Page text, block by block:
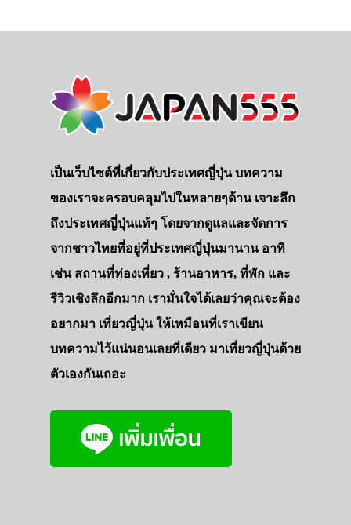
เป็นเว็บไซต์ที่เกี่ยวกับประเทศญี่ปุ่น บทความ
ของเราจะครอบคลุมไปในหลายๆด้าน เจาะลึก
ถึงประเทศญี่ปุ่นแท้ๆ โดยจากดูแลและจัดการ
จากชาวไทยที่อยู่ที่ประเทศญี่ปุ่นมานาน อาทิ
เช่น สถานที่ท่องเที่ยว , ร้านอาหาร, ที่พัก และ
รีวิวเชิงลึกอีกมาก เรามั่นใจได้เลยว่าคุณจะต้อง
อยากมา เที่ยวญี่ปุ่น ให้เหมือนที่เราเขียน
บทความไว้แน่นอนเลยที่เดียว มาเที่ยวญี่ปุ่นด้วย
ตัวเองกันเถอะ